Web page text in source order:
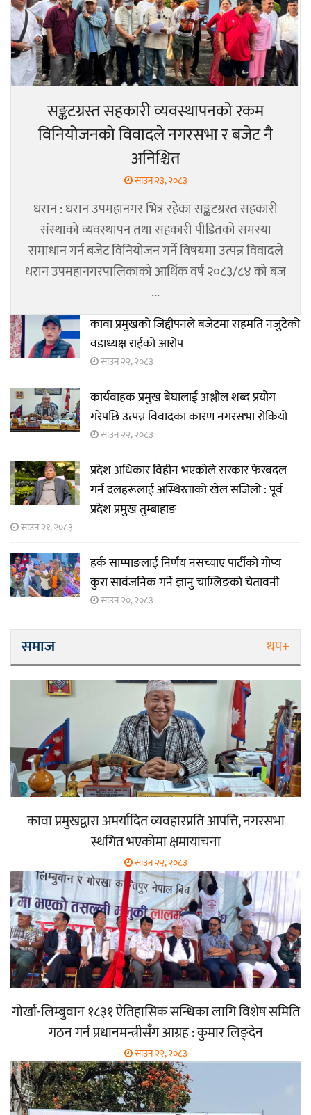
सङ्कटग्रस्त सहकारी व्यवस्थापनको रकम
विनियोजनको विवादले नगरसभा र बजेट नै
अनिश्चित
साउन २३, २०८३
धरान : धरान उपमहानगर भित्र रहेका सङ्कटग्रस्त सहकारी
संस्थाको व्यवस्थापन तथा सहकारी पीडितको समस्या
समाधान गर्न बजेट विनियोजन गर्ने विषयमा उत्पन्न विवादले
धरान उपमहानगरपालिकाको आर्थिक वर्ष २०८३/८४ को बज
...
कावा प्रमुखको जिद्दीपनले बजेटमा सहमति नजुटेको
वडाध्यक्ष राईको आरोप
साउन २२, २०८३
कार्यवाहक प्रमुख बेघालाई अश्लील शब्द प्रयोग
गरेपछि उत्पन्न विवादका कारण नगरसभा रोकियो
साउन २२, २०८३
प्रदेश अधिकार विहीन भएकोले सरकार फेरबदल
गर्न दलहरूलाई अस्थिरताको खेल सजिलो : पूर्व
प्रदेश प्रमुख तुम्बाहाङ
साउन २१, २०८३
हर्क साम्पाङलाई निर्णय नसच्याए पार्टीको गोप्य
कुरा सार्वजनिक गर्ने ज्ञानु चाम्लिङको चेतावनी
साउन २०, २०८३
समाज थप+
कावा प्रमुखद्वारा अमर्यादित व्यवहारप्रति आपत्ति, नगरसभा
स्थगित भएकोमा क्षमायाचना
साउन २२, २०८३
गोर्खा-लिम्बुवान १८३१ ऐतिहासिक सन्धिका लागि विशेष समिति
गठन गर्न प्रधानमन्त्रीसँग आग्रह : कुमार लिङ्देन
साउन २२, २०८३